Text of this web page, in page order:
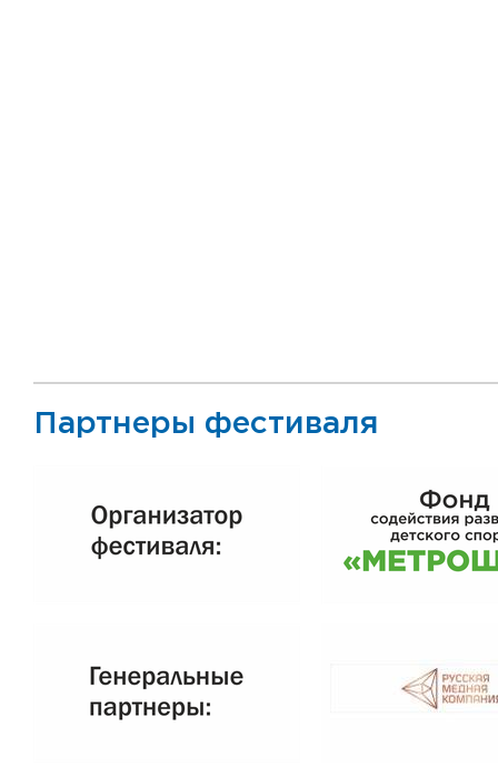
Партнеры фестиваля